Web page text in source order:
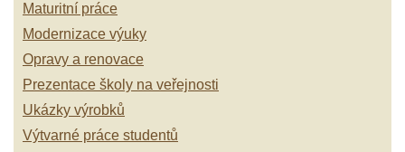
Maturitní práce
Modernizace výuky
Opravy a renovace
Prezentace školy na veřejnosti
Ukázky výrobků
Výtvarné práce studentů